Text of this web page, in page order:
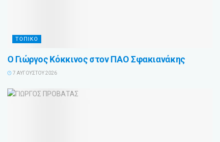
ΤΟΠΙΚΟ
Ο Γιώργος Κόκκινος στον ΠΑΟ Σφακιανάκης
7 ΑΥΓΟΎΣΤΟΥ 2026